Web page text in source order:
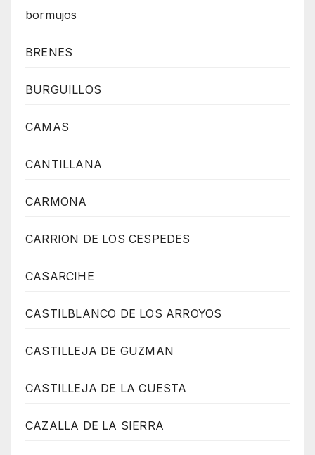
bormujos
BRENES
BURGUILLOS
CAMAS
CANTILLANA
CARMONA
CARRION DE LOS CESPEDES
CASARCIHE
CASTILBLANCO DE LOS ARROYOS
CASTILLEJA DE GUZMAN
CASTILLEJA DE LA CUESTA
CAZALLA DE LA SIERRA